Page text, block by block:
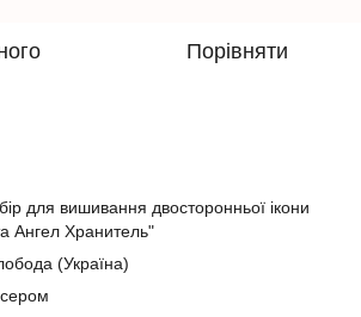
Порівняти
для вишивання двосторонньої ікони
Ангел Хранитель"
(Україна)